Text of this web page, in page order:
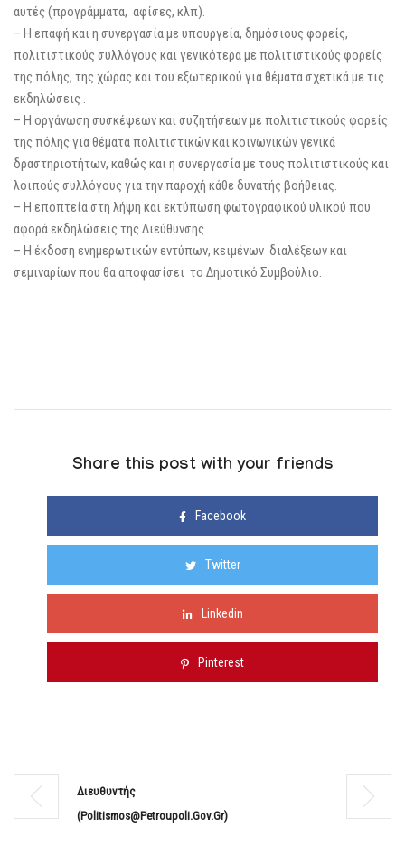
αυτές (προγράμματα, αφίσες, κλπ).
– Η επαφή και η συνεργασία με υπουργεία, δημόσιους φορείς,
πολιτιστικούς συλλόγους και γενικότερα με πολιτιστικούς φορείς
της πόλης, της χώρας και του εξωτερικού για θέματα σχετικά με τις
εκδηλώσεις .
– Η οργάνωση συσκέψεων και συζητήσεων με πολιτιστικούς φορείς
της πόλης για θέματα πολιτιστικών και κοινωνικών γενικά
δραστηριοτήτων, καθώς και η συνεργασία με τους πολιτιστικούς και
λοιπούς συλλόγους για την παροχή κάθε δυνατής βοήθειας.
– Η εποπτεία στη λήψη και εκτύπωση φωτογραφικού υλικού που
αφορά εκδηλώσεις της Διεύθυνσης.
– Η έκδοση ενημερωτικών εντύπων, κειμένων διαλέξεων και
σεμιναρίων που θα αποφασίσει το Δημοτικό Συμβούλιο.
Share this post with your friends
Facebook
Twitter
Linkedin
Pinterest
Διευθυντής
(politismos@petroupoli.gov.gr)